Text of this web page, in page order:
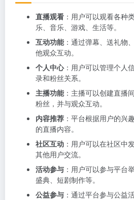
直播观看 ：用户可以观看各种
乐、音乐、游戏、生活等。
互动功能：通过弹幕、送礼物
他观众互动。
个人中心：用户可以管理个人
录和粉丝关系。
主播功能：主播可以创建直播
粉丝，并与观众互动。
内容推荐 ：平台根据用户的兴
的直播内容。
社区互动 ：用户可以在社区中
其他用户交流。
活动参与 ：用户可以参与平台
盛典、短剧制作等。
公益参与 ：通过平台参与公益